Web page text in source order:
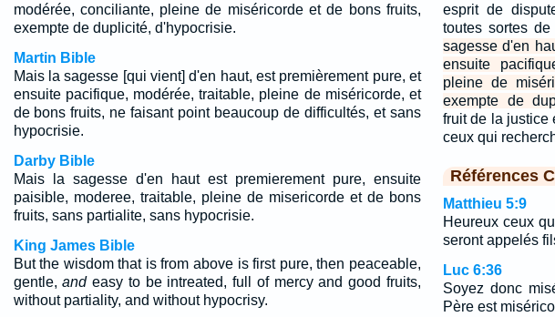
modérée, conciliante, pleine de miséricorde et de bons fruits,
exempte de duplicité, d'hypocrisie.
Martin Bible
Mais la sagesse [qui vient] d'en haut, est premièrement pure, et
ensuite pacifique, modérée, traitable, pleine de miséricorde, et
de bons fruits, ne faisant point beaucoup de difficultés, et sans
hypocrisie.
Darby Bible
Mais la sagesse d'en haut est premierement pure, ensuite
paisible, moderee, traitable, pleine de misericorde et de bons
fruits, sans partialite, sans hypocrisie.
King James Bible
But the wisdom that is from above is first pure, then peaceable,
gentle,andeasy to be intreated, full of mercy and good fruits,
without partiality, and without hypocrisy.
esprit de
toutes sortes
sagesse d'en
ensuite
pleine de
exempte de
fruit de la justice
ceux qui
Références
Matthieu 5:9
Heureux ceux
seront appelés
Luc 6:36
Soyez donc
Père est